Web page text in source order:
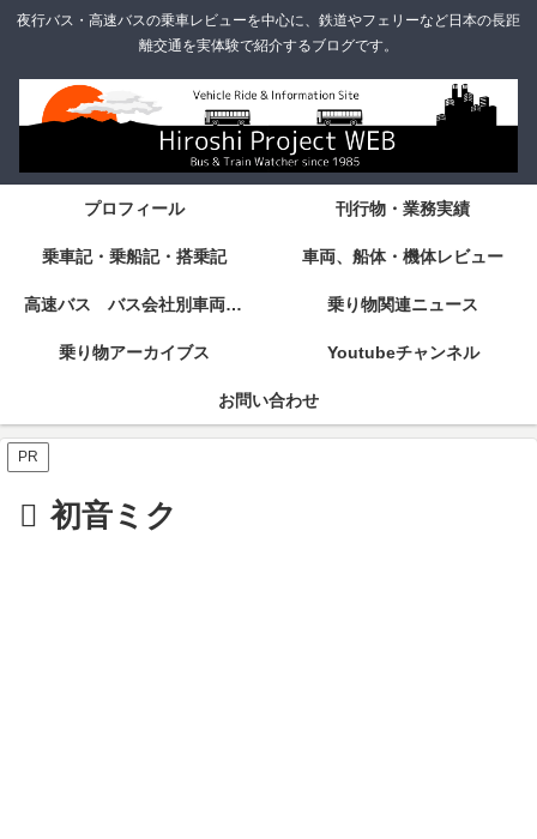
夜行バス・高速バスの乗車レビューを中心に、鉄道やフェリーなど日本の長距
離交通を実体験で紹介するブログです。
プロフィール 刊行物・業務実績
乗車記・乗船記・搭乗記 車両、船体・機体レビュー
高速バス バス会社別車両・設備・シート紹介 乗り物関連ニュース
乗り物アーカイブス Youtubeチャンネル
お問い合わせ
PR
初音ミク